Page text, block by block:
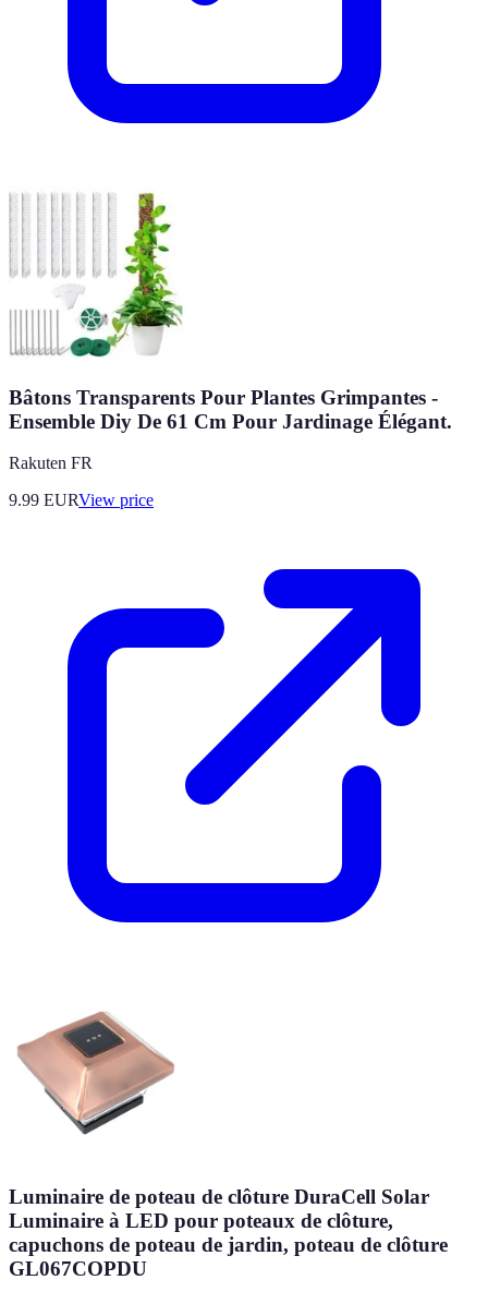
Bâtons Transparents Pour Plantes Grimpantes -
Ensemble Diy De 61 Cm Pour Jardinage Élégant.
Rakuten FR
9.99 EURView price
Luminaire de poteau de clôture DuraCell Solar
Luminaire à LED pour poteaux de clôture,
capuchons de poteau de jardin, poteau de clôture
GL067COPDU